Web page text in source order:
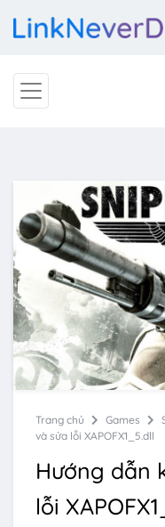
Trang chủ Games
và sửa lỗi XAPOFX1_5.dll
Hướng dẫn
lỗi